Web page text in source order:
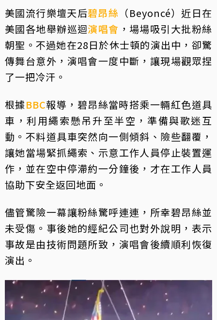
美國流行樂壇天后碧昂絲 （Beyoncé）近日在
美國各地舉辦巡迴演唱會 ，場場吸引大批粉絲
朝聖。不過她在28日於休士頓的演出中，卻驚
傳舞台意外，演唱會一度中斷，讓現場觀眾捏
了一把冷汗。
根據BBC報導，碧昂絲當時搭乘一輛紅色道具
車，利用繩索懸吊升至半空，準備與歌迷互
動。不料道具車突然向一側傾斜、險些翻覆，
讓她當場緊抓繩索、示意工作人員停止裝置運
作，並在空中停滯約一分鐘後，才在工作人員
協助下安全返回地面。
儘管驚險一幕讓粉絲驚呼連連，所幸碧昂絲並
未受傷。事後她的經紀公司也對外說明，表示
事故是由技術問題所致，演唱會後續順利恢復
演出。